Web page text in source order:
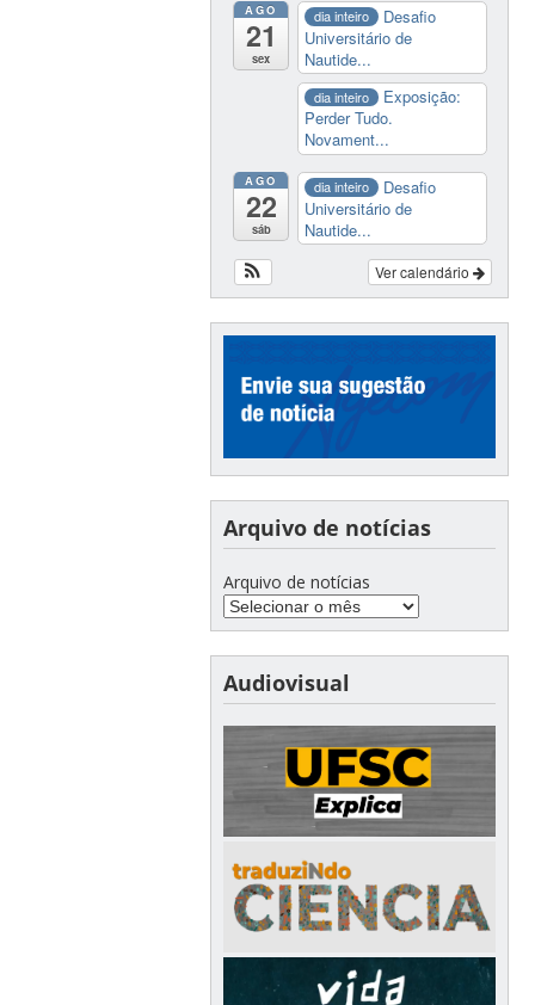
AGO
21
sex
dia inteiro
Desafio
Universitário de
Nautide...
dia inteiro
Exposição:
Perder Tudo.
Novament...
AGO
22
sáb
dia inteiro
Desafio
Universitário de
Nautide...
Ver calendário
Arquivo de notícias
Arquivo de notícias
Audiovisual